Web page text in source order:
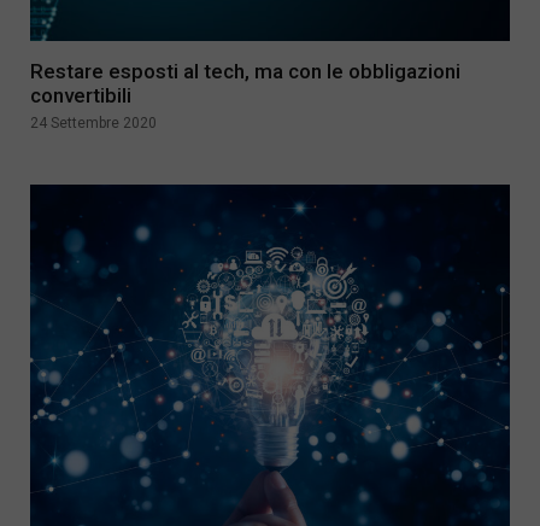
Restare esposti al tech, ma con le obbligazioni
convertibili
24 Settembre 2020